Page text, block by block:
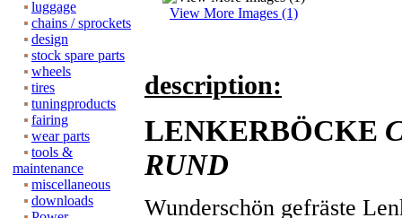
luggage
chains / sprockets
design
stock spare parts
wheels
tires
tuningproducts
fairing
wear parts
tools &
maintenance
miscellaneous
downloads
View More Images (1)
description:
LENKERBÖCKE
RUND
Wunderschön gefräste